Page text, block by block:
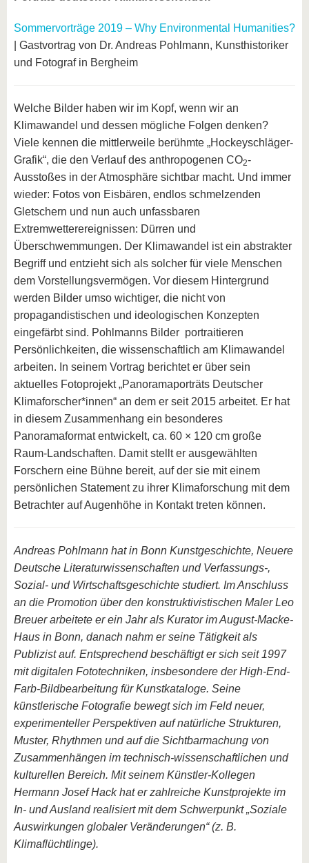
Sommervorträge 2019 – Why Environmental Humanities?
| Gastvortrag von Dr. Andreas Pohlmann, Kunsthistoriker
und Fotograf in Bergheim
Welche Bilder haben wir im Kopf, wenn wir an
Klimawandel und dessen mögliche Folgen denken?
Viele kennen die mittlerweile berühmte „Hockeyschläger-
Grafik“, die den Verlauf des anthropogenen CO2-
Ausstoßes in der Atmosphäre sichtbar macht. Und immer
wieder: Fotos von Eisbären, endlos schmelzenden
Gletschern und nun auch unfassbaren
Extremwetterereignissen: Dürren und
Überschwemmungen. Der Klimawandel ist ein abstrakter
Begriff und entzieht sich als solcher für viele Menschen
dem Vorstellungsvermögen. Vor diesem Hintergrund
werden Bilder umso wichtiger, die nicht von
propagandistischen und ideologischen Konzepten
eingefärbt sind. Pohlmanns Bilder portraitieren
Persönlichkeiten, die wissenschaftlich am Klimawandel
arbeiten. In seinem Vortrag berichtet er über sein
aktuelles Fotoprojekt „Panoramaporträts Deutscher
Klimaforscher*innen“ an dem er seit 2015 arbeitet. Er hat
in diesem Zusammenhang ein besonderes
Panoramaformat entwickelt, ca. 60 × 120 cm große
Raum-Landschaften. Damit stellt er ausgewählten
Forschern eine Bühne bereit, auf der sie mit einem
persönlichen Statement zu ihrer Klimaforschung mit dem
Betrachter auf Augenhöhe in Kontakt treten können.
Andreas Pohlmann hat in Bonn Kunstgeschichte, Neuere
Deutsche Literaturwissenschaften und Verfassungs-,
Sozial- und Wirtschaftsgeschichte studiert. Im Anschluss
an die Promotion über den konstruktivistischen Maler Leo
Breuer arbeitete er ein Jahr als Kurator im August-Macke-
Haus in Bonn, danach nahm er seine Tätigkeit als
Publizist auf. Entsprechend beschäftigt er sich seit 1997
mit digitalen Fototechniken, insbesondere der High-End-
Farb-Bildbearbeitung für Kunstkataloge. Seine
künstlerische Fotografie bewegt sich im Feld neuer,
experimenteller Perspektiven auf natürliche Strukturen,
Muster, Rhythmen und auf die Sichtbarmachung von
Zusammenhängen im technisch-wissenschaftlichen und
kulturellen Bereich. Mit seinem Künstler-Kollegen
Hermann Josef Hack hat er zahlreiche Kunstprojekte im
In- und Ausland realisiert mit dem Schwerpunkt „Soziale
Auswirkungen globaler Veränderungen“ (z. B.
Klimaflüchtlinge).